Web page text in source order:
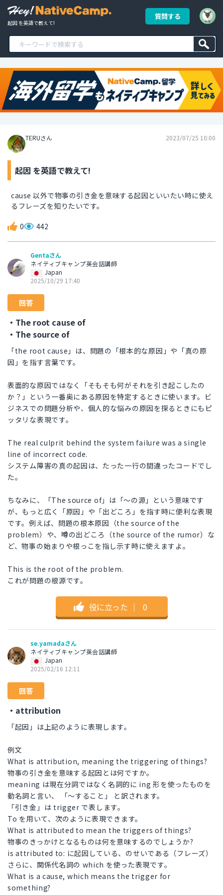
起因 を英語で教えて!
質問する
TERUさん 2023/07/25 10:00
起因 を英語で教えて!
cause 以外で物事の引き金を意味する起因といいたい時に使え
るフレーズを知りたいです。
0 442
Gentaさん
ネイティブキャンプ英会話講師
Japan
2025/10/29 17:40
回答
・The root cause of
・The source of
「the root cause」は、問題の「根本的な原因」や「真の原
因」を指す言葉です。
表面的な原因ではなく「そもそも何がそれを引き起こしたの
か？」という一番奥にある原因を特定するときに使います。ビ
ジネスでの問題分析や、個人的な悩みの原因を探るときにもピ
ッタリな表現です。
The real culprit behind the system failure was a single
line of incorrect code.
システム障害の真の起因は、たった一行の間違ったコードでし
た。
ちなみに、「The source of」は「〜の源」という意味です
が、もっと広く「原因」や「出どころ」を指す時に便利な表現
です。例えば、問題の根本原因（the source of the
problem）や、噂の出どころ（the source of the rumor）な
ど、物事の始まりや根っこを指し示す時に使えますよ。
This is the root of the problem.
これが問題の根源です。
役に立った ｜ 0
se.yamadaさん
ネイティブキャンプ英会話講師
Japan
2025/02/16 12:11
回答
・attribution
「起因」は上記のように表現します。
例文
What is attribution, meaning the triggering of things?
物事の引き金を意味する起因とは何ですか。
meaning は現在分詞ではなく名詞的に ing 形を使ったものを
動名詞と言い、 「～すること」 と訳されます。
「引き金」は trigger で表します。
To を用いて、次のように表現できます。
What is attributed to mean the triggers of things?
物事のきっかけとなるものは何を意味するのでしょうか?
is attributed to: に起因している、のせいである（フレーズ）
さらに、関係代名詞の which を使った表現です。
What is a cause, which means the trigger for
something?